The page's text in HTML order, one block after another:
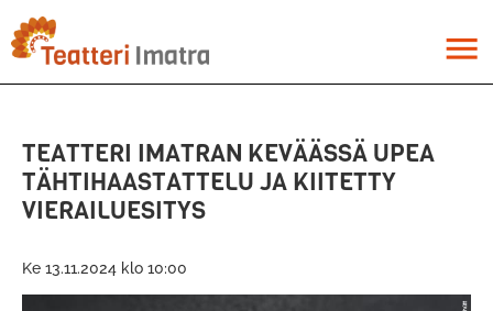
pääsisältöön
menu
TEATTERI IMATRAN KEVÄÄSSÄ UPEA
TÄHTIHAASTATTELU JA KIITETTY
VIERAILUESITYS
Ke 13.11.2024 klo 10:00